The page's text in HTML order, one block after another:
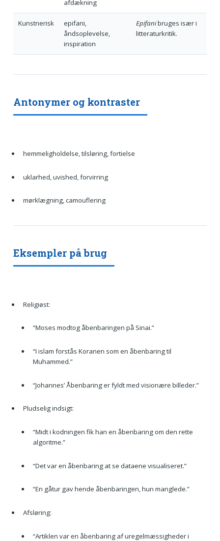
afdækning
Kunstnerisk
epifani,
åndsoplevelse,
inspiration
Epifanibruges især i
litteraturkritik.
Antonymer og kontraster
hemmeligholdelse, tilsløring, fortielse
uklarhed, uvished, forvirring
mørklægning, camouflering
Eksempler på brug
Religiøst:
“Moses modtog åbenbaringen på Sinai.”
“I islam forstås Koranen som en åbenbaring til
Muhammed.”
“Johannes’ Åbenbaring er fyldt med visionære billeder.”
Pludselig indsigt:
“Midt i kodningen fik han en åbenbaring om den rette
algoritme.”
“Det var en åbenbaring at se dataene visualiseret.”
“En gåtur gav hende åbenbaringen, hun manglede.”
Afsløring:
“Artiklen var en åbenbaring af uregelmæssigheder i